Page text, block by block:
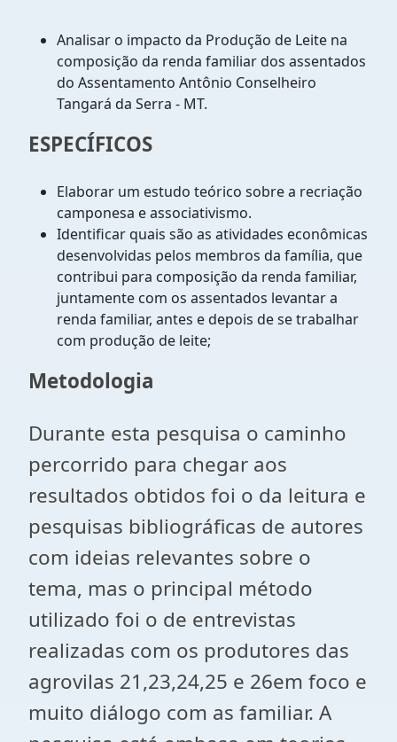
Analisar o impacto da Produção de Leite na
composição da renda familiar dos assentados
do Assentamento Antônio Conselheiro
Tangará da Serra - MT.
ESPECÍFICOS
Elaborar um estudo teórico sobre a recriação
camponesa e associativismo.
Identificar quais são as atividades econômicas
desenvolvidas pelos membros da família, que
contribui para composição da renda familiar,
juntamente com os assentados levantar a
renda familiar, antes e depois de se trabalhar
com produção de leite;
Metodologia
Durante esta pesquisa o caminho
percorrido para chegar aos
resultados obtidos foi o da leitura e
pesquisas bibliográficas de autores
com ideias relevantes sobre o
tema, mas o principal método
utilizado foi o de entrevistas
realizadas com os produtores das
agrovilas 21,23,24,25 e 26em foco e
muito diálogo com as familiar. A